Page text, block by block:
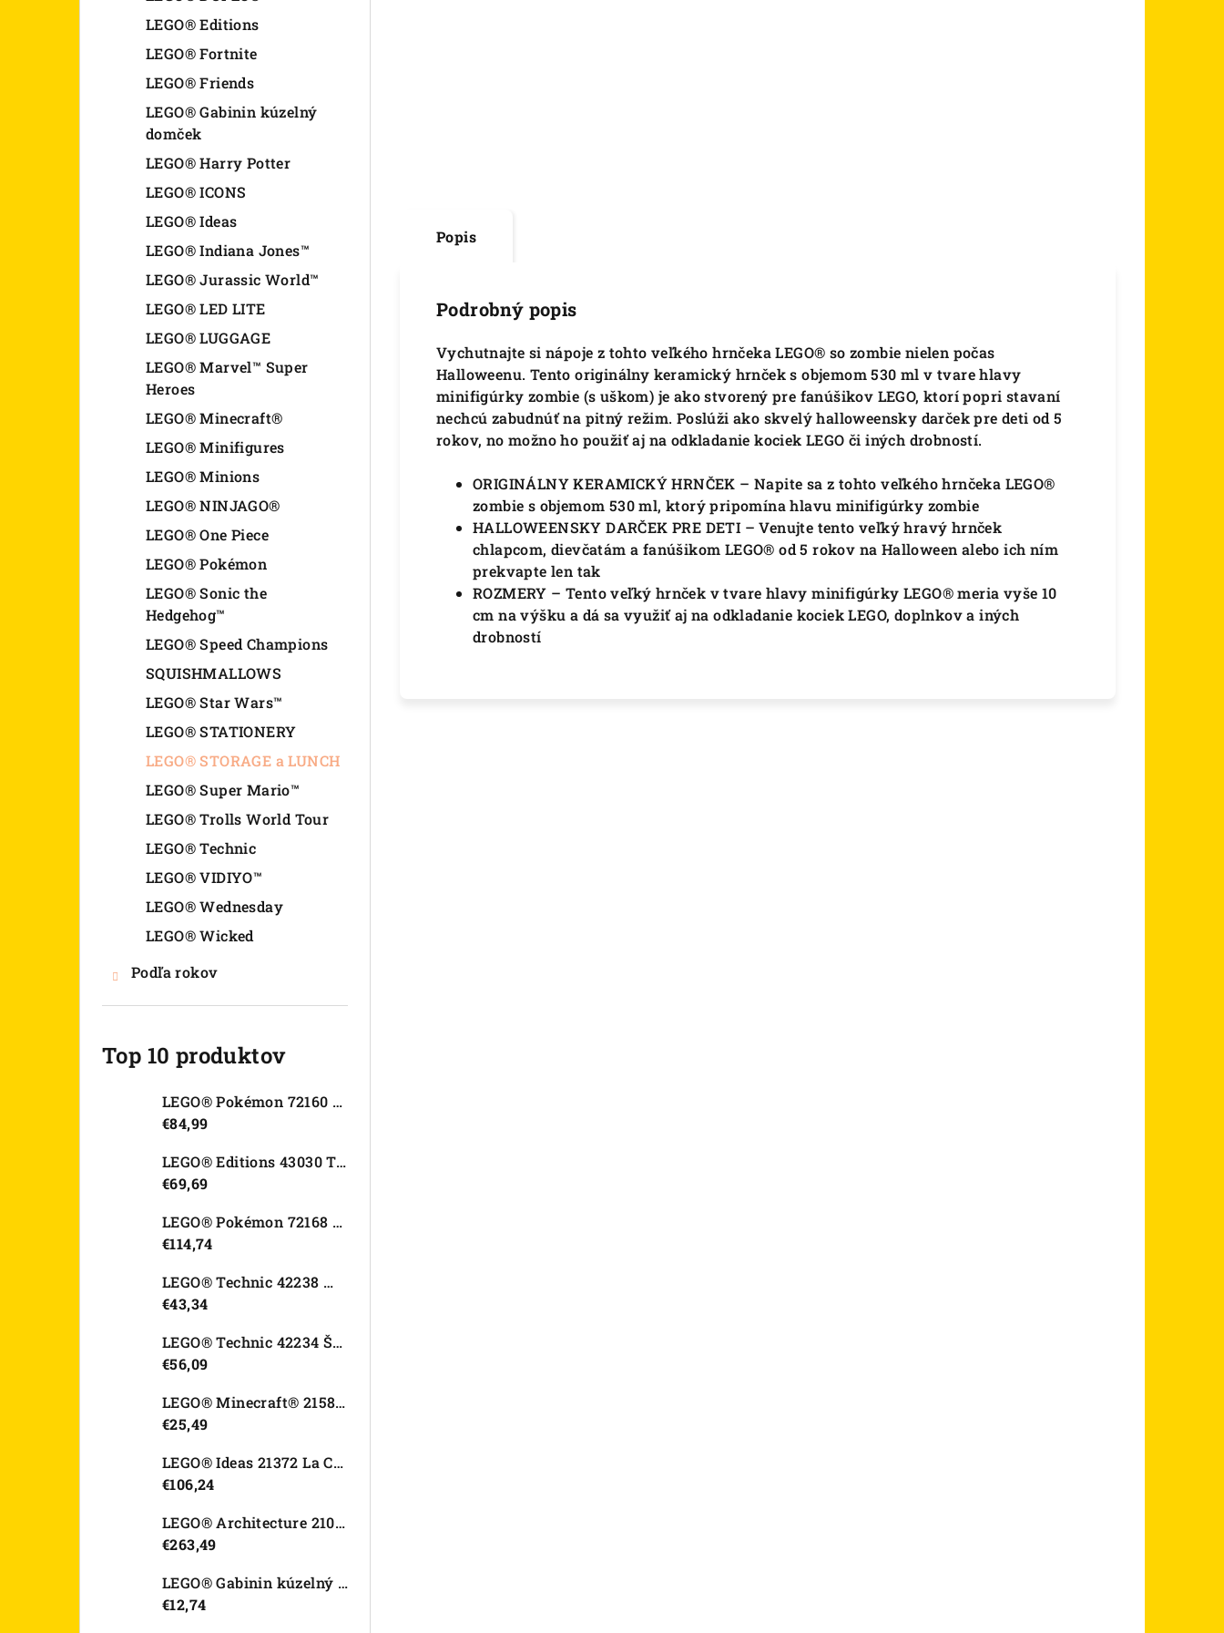
LEGO® Editions
LEGO® Fortnite
LEGO® Friends
LEGO® Gabinin kúzelný
domček
LEGO® Harry Potter
LEGO® ICONS
LEGO® Ideas
LEGO® Indiana Jones™
LEGO® Jurassic World™
LEGO® LED LITE
LEGO® LUGGAGE
LEGO® Marvel™ Super
Heroes
LEGO® Minecraft®
LEGO® Minifigures
LEGO® Minions
LEGO® NINJAGO®
LEGO® One Piece
LEGO® Pokémon
LEGO® Sonic the
Hedgehog™
LEGO® Speed Champions
SQUISHMALLOWS
LEGO® Star Wars™
LEGO® STATIONERY
LEGO® STORAGE a LUNCH
LEGO® Super Mario™
LEGO® Trolls World Tour
LEGO® Technic
LEGO® VIDIYO™
LEGO® Wednesday
LEGO® Wicked
Podľa rokov
Top 10 produktov
LEGO® Pokémon 72160 Arcanine
€84,99
LEGO® Editions 43030 Tajná skrýša Olivie Rodrigo
€69,69
LEGO® Pokémon 72168 Rayquaza
€114,74
LEGO® Technic 42238 Motorka Ducati Desmo450 MX Factory
€43,34
LEGO® Technic 42234 Športové auto Dodge Viper GTS-R
€56,09
LEGO® Minecraft® 21582 Kurací džokej
€25,49
LEGO® Ideas 21372 La Catrina
€106,24
LEGO® Architecture 21067 Tower Bridge
€263,49
LEGO® Gabinin kúzelný domček 11212 Záhradný domček Víly mačičky
€12,74
Popis
Podrobný popis
Vychutnajte si nápoje z tohto veľkého hrnčeka LEGO® so zombie nielen počas
Halloweenu. Tento originálny keramický hrnček s objemom 530 ml v tvare hlavy
minifigúrky zombie (s uškom) je ako stvorený pre fanúšikov LEGO, ktorí popri stavaní
nechcú zabudnúť na pitný režim. Poslúži ako skvelý halloweensky darček pre deti od 5
rokov, no možno ho použiť aj na odkladanie kociek LEGO či iných drobností.
ORIGINÁLNY KERAMICKÝ HRNČEK – Napite sa z tohto veľkého hrnčeka LEGO®
zombie s objemom 530 ml, ktorý pripomína hlavu minifigúrky zombie
HALLOWEENSKY DARČEK PRE DETI – Venujte tento veľký hravý hrnček
chlapcom, dievčatám a fanúšikom LEGO® od 5 rokov na Halloween alebo ich ním
prekvapte len tak
ROZMERY – Tento veľký hrnček v tvare hlavy minifigúrky LEGO® meria vyše 10
cm na výšku a dá sa využiť aj na odkladanie kociek LEGO, doplnkov a iných
drobností